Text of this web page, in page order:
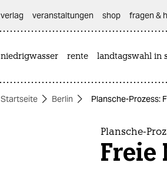
themen
verlag
veranstaltungen shop fragen &
niedrigwasser rente landtagswahl in
Startseite Berlin Plansche-Prozess:
Plansche-
Freie